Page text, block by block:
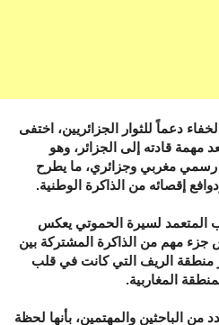
دعماً للثوار الجزائريين، اختفى
بعد مهمة قادته إلى الجزائر، وهو
رسمي مغربي وجزائري، ما يطرح
إقصائه من الذاكرة الوطنية.
المتعمد لسيرة الحموتي يعكس
مهم من الذاكرة المشتركة بين
منطقة الريف التي كانت في قلب
المغاربية.
الباحثين والمهتمين، بأنها لحظة